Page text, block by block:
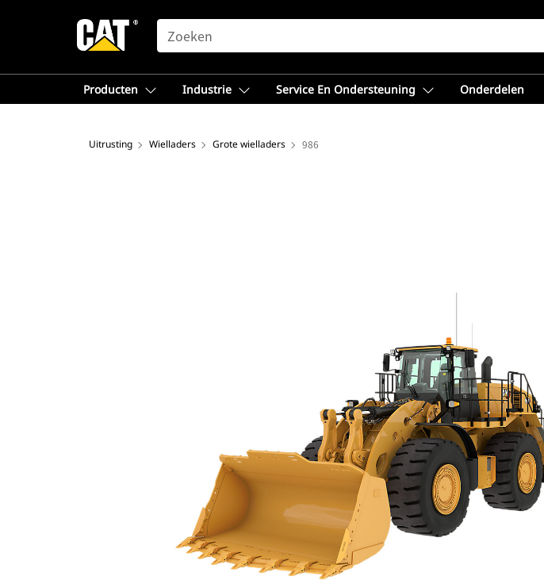
SEARCH
Producten Industrie Service En Ondersteuning Onderdelen
Uitrusting Wielladers Grote wielladers 986